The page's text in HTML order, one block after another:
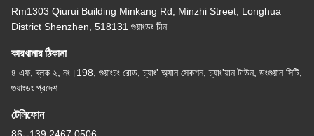
Rm1303 Qiurui Building Minkang Rd, Minzhi Street, Longhua
District Shenzhen, 518131 গুয়াংডং চীন
কারখানার ঠিকানা
৪ এফ, ব্লক ২, নং।198, গুয়াংচং রোড, চ্যাং' অ্যান সেকশন, চ্যাং'য়ান টাউন, ডংগুয়ান সিটি,
গুয়াংডং প্রদেশ
টেলিফোন